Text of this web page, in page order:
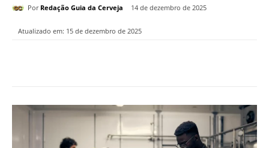
Por Redação Guia da Cerveja 14 de dezembro de 2025
Atualizado em: 15 de dezembro de 2025